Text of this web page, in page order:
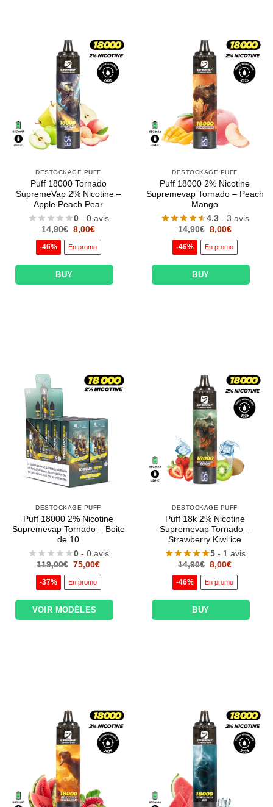
DESTOCKAGE PUFF
Puff 18000 Tornado
SupremeVap 2% Nicotine –
Apple Peach Pear
0- 0 avis
14,90€ Le
initial
était :
8,00€Le
actuel
est :
-46% En promo
BUY
DESTOCKAGE PUFF
Puff 18000 2% Nicotine
Supremevap Tornado – Peach
Mango
4.3- 3 avis
14,90€ Le
initial
était :
8,00€Le
actuel
est :
-46% En promo
BUY
DESTOCKAGE PUFF
Puff 18000 2% Nicotine
Supremevap Tornado – Boite
de 10
0- 0 avis
119,00€ Le
initial
était :
75,00€Le
est :
-37% En promo
VOIR MODÈLES
DESTOCKAGE PUFF
Puff 18k 2% Nicotine
Supremevap Tornado –
Strawberry Kiwi ice
5- 1 avis
14,90€ Le
initial
était :
8,00€Le
actuel
est :
-46% En promo
BUY